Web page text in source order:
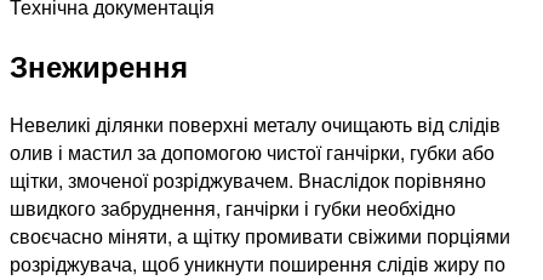
Технічна документація
Знежирення
Невеликі ділянки поверхні металу очищають від слідів
олив і мастил за допомогою чистої ганчірки, губки або
щітки, змоченої розріджувачем. Внаслідок порівняно
швидкого забруднення, ганчірки і губки необхідно
своєчасно міняти, а щітку промивати свіжими порціями
розріджувача, щоб уникнути поширення слідів жиру по